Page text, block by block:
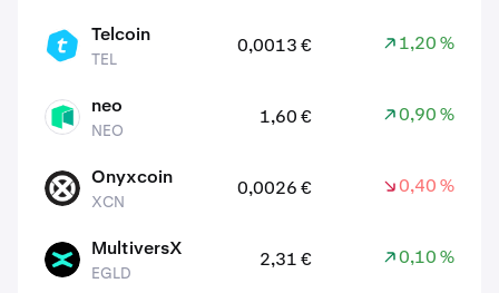
TEL Telcoin
TEL
0,0013 € 1,20 %
neo
NEO
1,60 € 0,90 %
XCN Onyxcoin
XCN
0,0026 € 0,40 %
EGLD MultiversX
EGLD
2,31 € 0,10 %